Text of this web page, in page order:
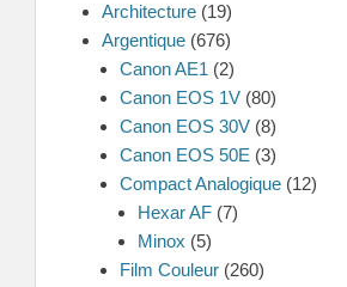
Architecture (19)
Argentique (676)
Canon AE1 (2)
Canon EOS 1V (80)
Canon EOS 30V (8)
Canon EOS 50E (3)
Compact Analogique (12)
Hexar AF (7)
Minox (5)
Film Couleur (260)